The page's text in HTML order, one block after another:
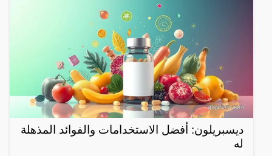
ديسبريلون: أفضل الاستخدامات والفوائد المذهلة
له